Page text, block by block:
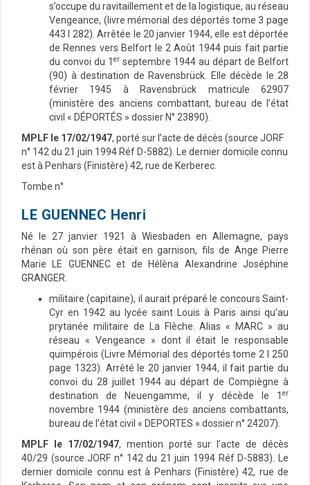
s’occupe du ravitaillement et de la logistique, au réseau
Vengeance, (livre mémorial des déportés tome 3 page
443 I 282). Arrêtée le 20 janvier 1944, elle est déportée
de Rennes vers Belfort le 2 Août 1944 puis fait partie
du convoi du 1 er septembre 1944 au départ de Belfort
(90) à destination de Ravensbrück. Elle décède le 28
février 1945 à Ravensbrück matricule 62907
(ministère des anciens combattant, bureau de l’état
civil « DÉPORTÉS » dossier N° 23890).
MPLF le 17/02/1947, porté sur l’acte de décès (source JORF
n° 142 du 21 juin 1994 Réf D-5882). Le dernier domicile connu
est à Penhars (Finistère) 42, rue de Kerberec.
Tombe n°
LE GUENNEC Henri
Né le 27 janvier 1921 à Wiesbaden en Allemagne, pays
rhénan où son père était en garnison, fils de Ange Pierre
Marie LE GUENNEC et de Hélèna Alexandrine Joséphine
GRANGER.
militaire (capitaine), il aurait préparé le concours Saint-
Cyr en 1942 au lycée saint Louis à Paris ainsi qu’au
prytanée militaire de La Flèche. Alias « MARC » au
réseau « Vengeance » dont il était le responsable
quimpérois (Livre Mémorial des déportés tome 2 I 250
page 1323). Arrêté le 20 janvier 1944, il fait partie du
convoi du 28 juillet 1944 au départ de Compiègne à
destination de Neuengamme, il y décède le 1 er
novembre 1944 (ministère des anciens combattants,
bureau de l’état civil « DEPORTES » dossier n° 24207).
MPLF le 17/02/1947, mention porté sur l’acte de décès
40/29 (source JORF n° 142 du 21 juin 1994 Réf D-5883). Le
dernier domicile connu est à Penhars (Finistère) 42, rue de